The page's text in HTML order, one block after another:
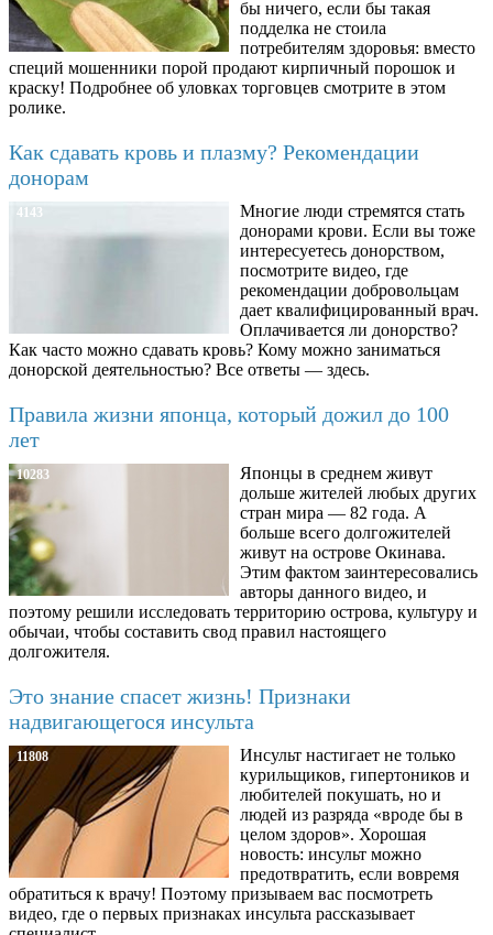
бы ничего, если бы такая
подделка не стоила
потребителям здоровья: вместо
специй мошенники порой продают кирпичный порошок и
краску! Подробнее об уловках торговцев смотрите в этом
ролике.
Как сдавать кровь и плазму? Рекомендации
донорам
4143
Многие люди стремятся стать
донорами крови. Если вы тоже
интересуетесь донорством,
посмотрите видео, где
рекомендации добровольцам
дает квалифицированный врач.
Оплачивается ли донорство?
Как часто можно сдавать кровь? Кому можно заниматься
донорской деятельностью? Все ответы — здесь.
Правила жизни японца, который дожил до 100
лет
10283
Японцы в среднем живут
дольше жителей любых других
стран мира — 82 года. А
больше всего долгожителей
живут на острове Окинава.
Этим фактом заинтересовались
авторы данного видео, и
поэтому решили исследовать территорию острова, культуру и
обычаи, чтобы составить свод правил настоящего
долгожителя.
Это знание спасет жизнь! Признаки
надвигающегося инсульта
11808
Инсульт настигает не только
курильщиков, гипертоников и
любителей покушать, но и
людей из разряда «вроде бы в
целом здоров». Хорошая
новость: инсульт можно
предотвратить, если вовремя
обратиться к врачу! Поэтому призываем вас посмотреть
видео, где о первых признаках инсульта рассказывает